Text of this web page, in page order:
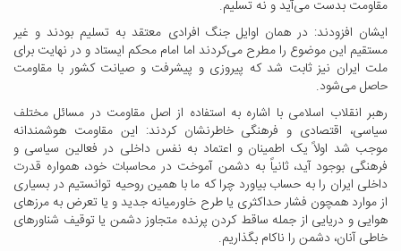
مقاومت بدست می‌آید و نه تسلیم.
ایشان افزودند: در همان اوایل جنگ افرادی معتقد به تسلیم بودند و غیر
مستقیم این موضوع را مطرح می‌کردند اما امام محکم ایستاد و در نهایت برای
ملت ایران نیز ثابت شد که پیروزی و پیشرفت و صیانت کشور با مقاومت
حاصل می‌شود.
رهبر انقلاب اسلامی با اشاره به استفاده از اصل مقاومت در مسائل مختلف
سیاسی، اقتصادی و فرهنگی خاطرنشان کردند: این مقاومت هوشمندانه
موجب شد اولاً یک اطمینان و اعتماد به نفس داخلی در فعالین سیاسی و
فرهنگی بوجود آید، ثانیاً به دشمن آموخت در محاسبات خود، همواره قدرت
داخلی ایران را به حساب بیاورد چرا که ما با همین روحیه توانستیم در بسیاری
از موارد همچون فشار حداکثری یا طرح خاورمیانه جدید و یا تعرض به مرزهای
هوایی و دریایی از جمله ساقط کردن پرنده متجاوز دشمن یا توقیف شناورهای
خاطی آنان، دشمن را ناکام بگذاریم.